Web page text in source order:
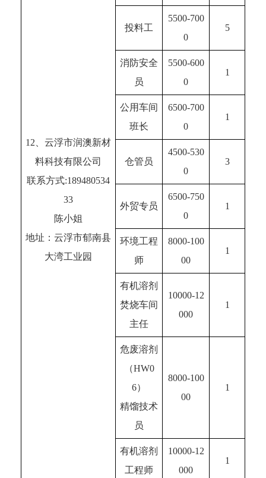
12、云浮市润澳新材
料科技有限公司
联系方式:189480534
33
陈小姐
地址：云浮市郁南县
大湾工业园
投料工
5500-700
0
5
消防安全
员
5500-600
0
1
公用车间
班长
6500-700
0
1
仓管员
4500-530
0
3
外贸专员
6500-750
0
1
环境工程
师
8000-100
00
1
有机溶剂
焚烧车间
主任
10000-12
000
1
危废溶剂
（HW0
6）
精馏技术
员
8000-100
00
1
有机溶剂
工程师
10000-12
000
1